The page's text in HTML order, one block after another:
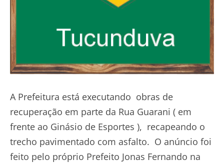
A Prefeitura está executando obras de
recuperação em parte da Rua Guarani ( em
frente ao Ginásio de Esportes ), recapeando o
trecho pavimentado com asfalto. O anúncio foi
feito pelo próprio Prefeito Jonas Fernando na